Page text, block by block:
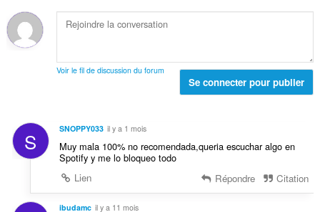
e
d
e
t
t
o
l
o
t
e
s
Voir le fil de discussion du forum
Se connecter pour publier
S SNOPPY033 il y a 1 mois
Muy mala 100% no recomendada,queria escuchar algo en
Spotify y me lo bloqueo todo
Lien
Répondre Citation
ibudamc il y a 11 mois